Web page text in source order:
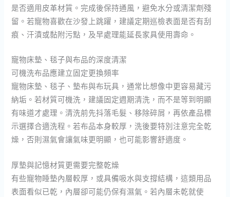
是否適用皮革材質。完成後保持通風，避免水分或清潔劑殘
留。若寵物喜歡在沙發上跳躍，建議定期巡檢表面是否有刮
痕、汗漬或黏附污點，及早處理能延長家具使用壽命。
寵物床墊、毯子與布品的深度清潔
可機洗布品應建立固定更換頻率
寵物床墊、毯子、墊布與布玩具，通常比想像中更容易藏污
納垢。若材質可機洗，建議固定週期清洗，而不是等到明顯
有味道才處理。清洗前先抖落毛髮、移除碎屑，再依產品標
示選擇合適洗程。若布品本身較厚，洗後要特別注意完全乾
燥，否則濕氣會讓氣味更明顯，也可能影響舒適度。
厚墊與記憶材質更需要完整乾燥
有些寵物睡墊內層較厚，或具備吸水與支撐結構，這類用品
表面看似已乾，內層卻可能仍保有濕氣。若內層未乾就使